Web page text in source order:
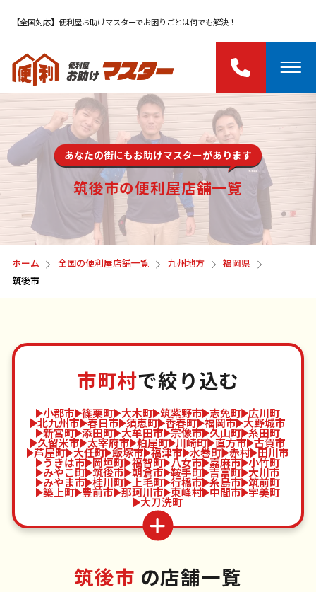
【全国対応】便利屋お助けマスターでお困りごとは何でも解決！
あなたの街にもお助けマスターがあります
筑後市の便利屋店舗一覧
ホーム 全国の便利屋店舗一覧 九州地方
福岡県
筑後市
市町村で絞り込む
小郡市 篠栗町 大木町 筑紫野市 志免町 広川町
北九州市 春日市 須恵町 香春町 福岡市 大野城市
新宮町 添田町 大牟田市 宗像市 久山町 糸田町
久留米市 太宰府市 粕屋町 川崎町 直方市 古賀市
芦屋町 大任町 飯塚市 福津市 水巻町 赤村 田川市
うきは市 岡垣町 福智町 八女市 嘉麻市 小竹町
みやこ町 筑後市 朝倉市 鞍手町 吉富町 大川市
みやま市 桂川町 上毛町 行橋市 糸島市 筑前町
築上町 豊前市 那珂川市 東峰村 中間市 宇美町
大刀洗町
筑後市 の店舗一覧